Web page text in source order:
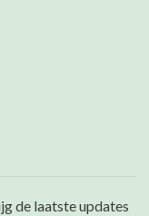
de laatste updates